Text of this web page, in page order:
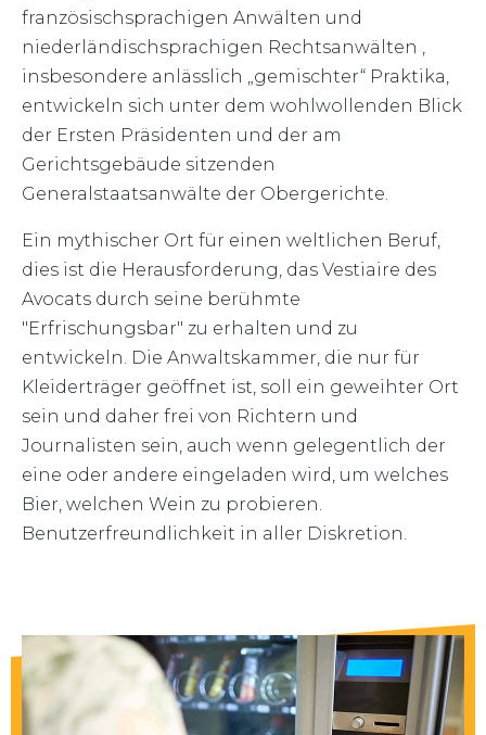
französischsprachigen Anwälten und
niederländischsprachigen Rechtsanwälten ,
insbesondere anlässlich „gemischter“ Praktika,
entwickeln sich unter dem wohlwollenden Blick
der Ersten Präsidenten und der am
Gerichtsgebäude sitzenden
Generalstaatsanwälte der Obergerichte.
Ein mythischer Ort für einen weltlichen Beruf,
dies ist die Herausforderung, das Vestiaire des
Avocats durch seine berühmte
"Erfrischungsbar" zu erhalten und zu
entwickeln. Die Anwaltskammer, die nur für
Kleiderträger geöffnet ist, soll ein geweihter Ort
sein und daher frei von Richtern und
Journalisten sein, auch wenn gelegentlich der
eine oder andere eingeladen wird, um welches
Bier, welchen Wein zu probieren.
Benutzerfreundlichkeit in aller Diskretion.
Hier staat ook een automaat voor diverse
drankjes en snacks.